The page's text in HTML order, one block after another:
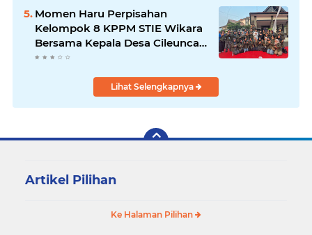
Momen Haru Perpisahan
Kelompok 8 KPPM STIE Wikara
Bersama Kepala Desa Cileunca
di Kecamatan Bojong
Lihat Selengkapnya
Artikel Pilihan
Ke Halaman Pilihan